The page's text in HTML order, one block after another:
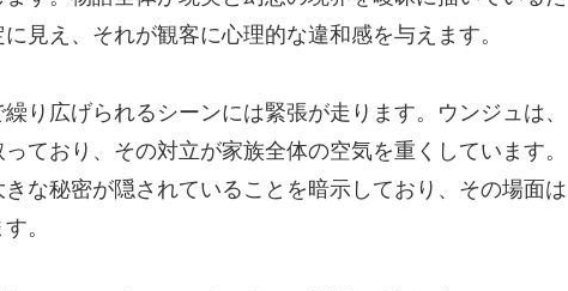
見え、それが観客に心理的な違和感を与えます。
り広げられるシーンには緊張が走ります。ウンジュは、
ており、その対立が家族全体の空気を重くしています。
な秘密が隠されていることを暗示しており、その場面は
。